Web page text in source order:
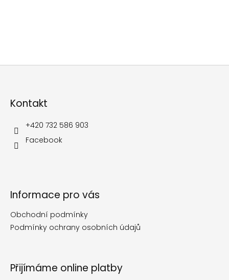
Kontakt
+420 732 586 903
Facebook
Informace pro vás
Obchodní podmínky
Podmínky ochrany osobních údajů
Přijímáme online platby